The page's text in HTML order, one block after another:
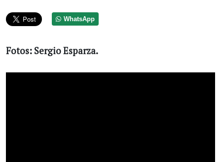
WhatsApp
Fotos: Sergio Esparza.